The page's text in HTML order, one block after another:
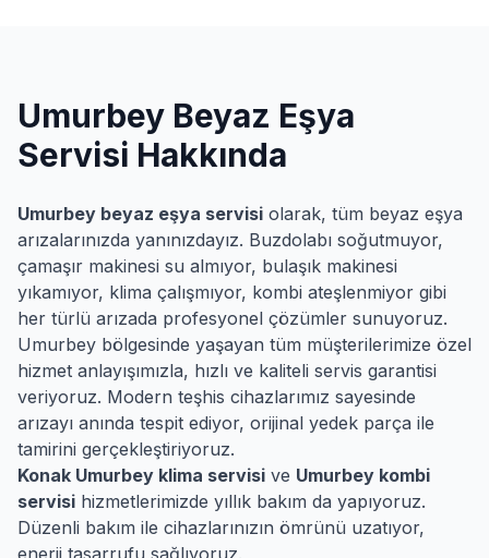
Umurbey Beyaz Eşya
Servisi Hakkında
Umurbey beyaz eşya servisi olarak, tüm beyaz eşya
arızalarınızda yanınızdayız. Buzdolabı soğutmuyor,
çamaşır makinesi su almıyor, bulaşık makinesi
yıkamıyor, klima çalışmıyor, kombi ateşlenmiyor gibi
her türlü arızada profesyonel çözümler sunuyoruz.
Umurbey bölgesinde yaşayan tüm müşterilerimize özel
hizmet anlayışımızla, hızlı ve kaliteli servis garantisi
veriyoruz. Modern teşhis cihazlarımız sayesinde
arızayı anında tespit ediyor, orijinal yedek parça ile
tamirini gerçekleştiriyoruz.
Konak Umurbey klima servisi ve Umurbey kombi
servisi hizmetlerimizde yıllık bakım da yapıyoruz.
Düzenli bakım ile cihazlarınızın ömrünü uzatıyor,
enerji tasarrufu sağlıyoruz.